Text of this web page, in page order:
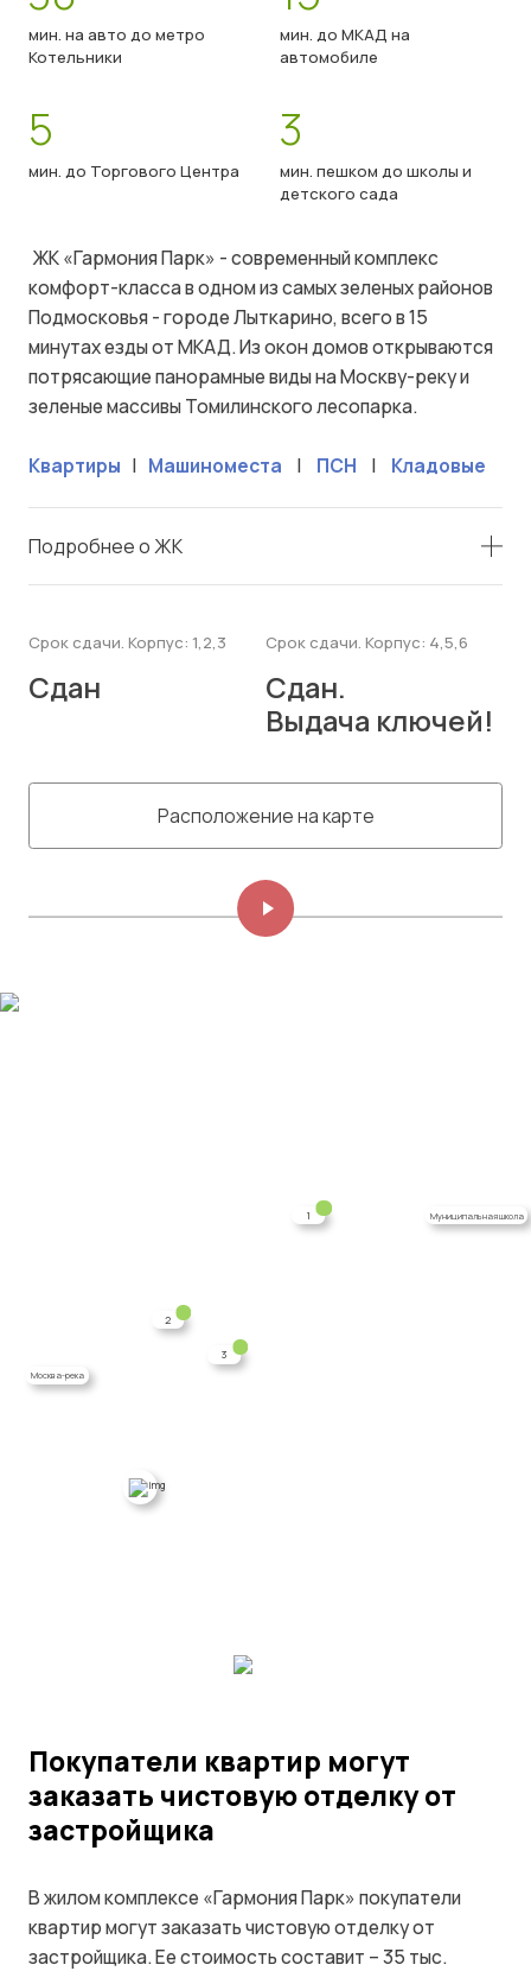
мин. на авто до метро
Котельники
мин. до МКАД на
автомобиле
5
мин. до Торгового Центра
3
мин. пешком до школы и
детского сада
ЖК «Гармония Парк» - современный комплекс
комфорт-класса в одном из самых зеленых районов
Подмосковья - городе Лыткарино, всего в 15
минутах езды от МКАД. Из окон домов открываются
потрясающие панорамные виды на Москву-реку и
зеленые массивы Томилинского лесопарка.
Квартиры | Машиноместа | ПСН | Кладовые
Подробнее о ЖК
Срок сдачи. Корпус: 1,2,3
Сдан
Срок сдачи. Корпус: 4,5,6
Сдан.
Выдача ключей!
Расположение на карте
Москва-река
Муниципальная школа
2
1
3
Покупатели квартир могут
заказать чистовую отделку от
застройщика
В жилом комплексе «Гармония Парк» покупатели
квартир могут заказать чистовую отделку от
застройщика. Ее стоимость составит – 35 тыс.